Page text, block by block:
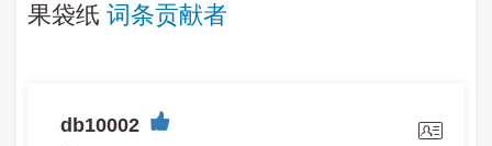
果袋纸 词条贡献者
db10002